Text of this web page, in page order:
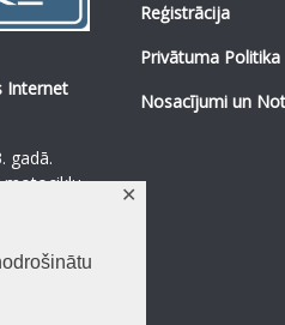
✕
Internet
gadā.
motociklu,
Reģistrācija
Privātuma Politika
Nosacījumi un